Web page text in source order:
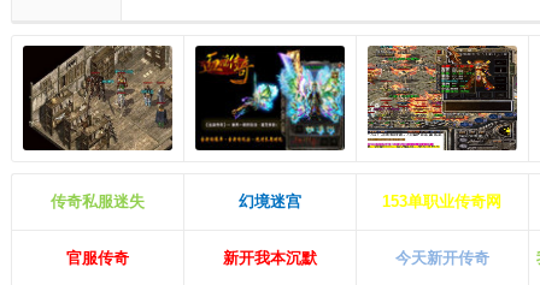
传奇私服迷失 幻境迷宫 153单职业传奇网
官服传奇 新开我本沉默 今天新开传奇